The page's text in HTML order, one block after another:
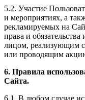
5.2. Участие
и мероприятиях, а
рекламируемых на
права и
лицом, реализующим
или проводящим
6. Правила
Сайта.
6.1. В любом случае